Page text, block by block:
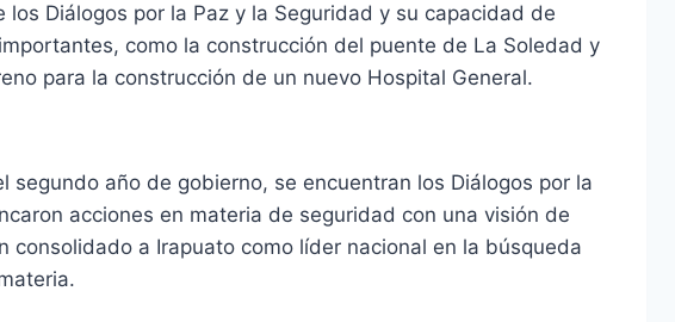
Diálogos por la Paz y la Seguridad y su capacidad de
como la construcción del puente de La Soledad y
para la construcción de un nuevo Hospital General.
segundo año de gobierno, se encuentran los Diálogos por la
acciones en materia de seguridad con una visión de
consolidado a Irapuato como líder nacional en la búsqueda